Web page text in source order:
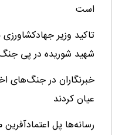
است
تاکید وزیر
شهید شوریده در پی
خبرنگاران در جنگ‌های
عیان کردند
رسانه‌ها پل